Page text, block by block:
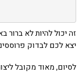
זה יכול להיות לא ברור
יצא לכם לבדוק